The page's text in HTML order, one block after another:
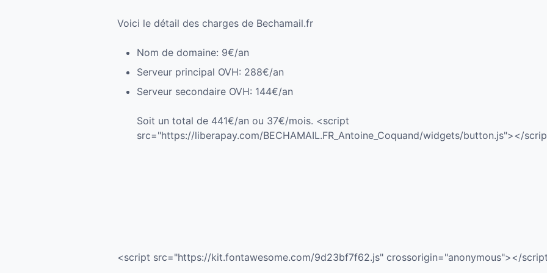
Voici le détail des charges de Bechamail.fr
Nom de domaine: 9€/an
Serveur principal OVH: 288€/an
Serveur secondaire OVH: 144€/an
Soit un total de 441€/an ou 37€/mois. <script
src="https://liberapay.com/BECHAMAIL.FR_Antoine_Coquand/widgets/button.js"></
<script src="https://kit.fontawesome.com/9d23bf7f62.js" crossorigin="anonymous"></